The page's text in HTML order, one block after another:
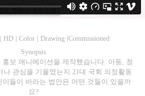
HD | Color | Drawing |Commissioned
Synopsis
보 애니메이션을 제작했습니다. 아동, 청
나 관심을 기울였는지 21대 국회 의정활동
이들이 바라는 법안은 어떤 것들이 있을까
요?